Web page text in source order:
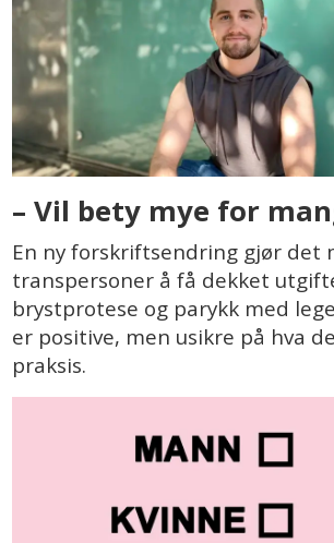
– Vil bety mye for
En ny forskriftsendring gjør det
transpersoner å få dekket
brystprotese og parykk med
er positive, men usikre på hva
praksis.